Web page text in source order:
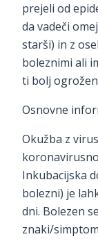
prejeli od
da vadeči
starši) in z
boleznimi ali
ti bolj
Osnovne
Okužba z
Inkubacijska
bolezni) je
dni. Bolezen
znaki/